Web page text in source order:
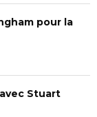
pour la
Stuart